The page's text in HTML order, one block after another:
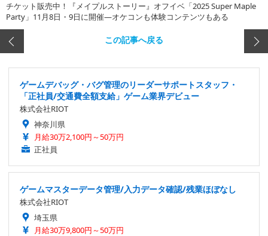
チケット販売中！『メイプルストーリー』オフイベ「2025 Super Maple
Party」11月8日・9日に開催―オケコンも体験コンテンツもある
この記事へ戻る
ゲームデバッグ・バグ管理のリーダーサポートスタッフ・
「正社員/交通費全額支給」ゲーム業界デビュー
株式会社RIOT
神奈川県
月給30万2,100円～50万円
正社員
ゲームマスターデータ管理/入力データ確認/残業ほぼなし
株式会社RIOT
埼玉県
月給30万9,800円～50万円